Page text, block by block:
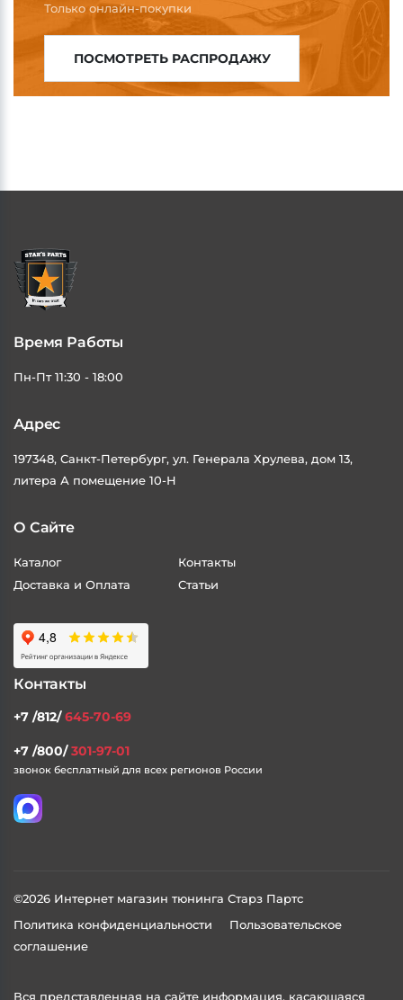
Только онлайн-покупки
ПОСМОТРЕТЬ РАСПРОДАЖУ
Время Работы
Пн-Пт 11:30 - 18:00
Адрес
197348, Санкт-Петербург, ул. Генерала Хрулева, дом 13,
литера А помещение 10-Н
О Сайте
Каталог
Доставка и Оплата
Контакты
Статьи
Контакты
+7 /812/645-70-69
+7 /800/301-97-01
звонок бесплатный для всех регионов России
©2026 Интернет магазин тюнинга Старз Партс
Политика конфиденциальности
Пользовательское
соглашение
Вся представленная на сайте информация, касающаяся